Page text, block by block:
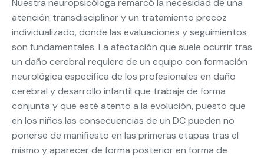
Nuestra neuropsicóloga remarcó la necesidad de una
atención transdisciplinar y un tratamiento precoz
individualizado, donde las evaluaciones y seguimientos
son fundamentales. La afectación que suele ocurrir tras
un daño cerebral requiere de un equipo con formación
neurológica específica de los profesionales en daño
cerebral y desarrollo infantil que trabaje de forma
conjunta y que esté atento a la evolución, puesto que
en los niños las consecuencias de un DC pueden no
ponerse de manifiesto en las primeras etapas tras el
mismo y aparecer de forma posterior en forma de